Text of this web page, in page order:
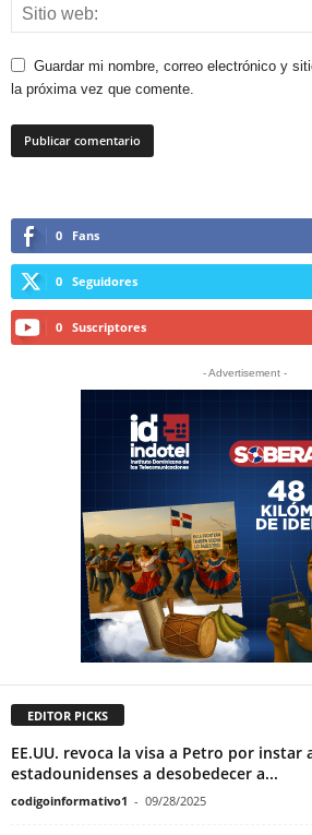
Guardar mi nombre, correo electrónico y
la próxima vez que comente.
0 Fans
0 Seguidores
0 Suscriptores
- Advertisement -
EDITOR PICKS
EE.UU. revoca la visa a Petro por instar
estadounidenses a desobedecer a...
codigoinformativo1 - 09/28/2025